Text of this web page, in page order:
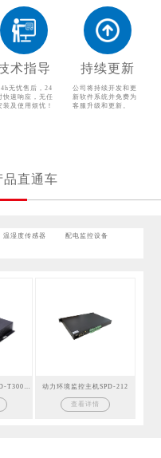
术指导
无忧售后，24
快速响应，无任
装及使用烦忧！
持续更新
公司将持续开发和更
新软件系统并免费为
客服升级和更新。
品直通车
温湿度传感器 配电监控设备
动力环境监控主机SPD-212
查看详情